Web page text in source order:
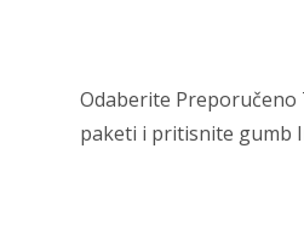
Odaberite Preporučeno
paketi i pritisnite gumb